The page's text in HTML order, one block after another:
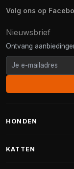
Volg ons op
Nieuwsbrief
Ontvang
HONDEN
KATTEN